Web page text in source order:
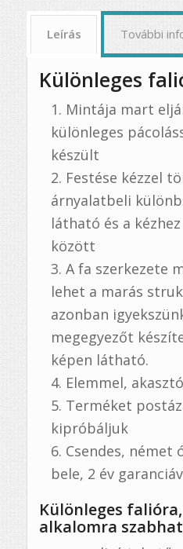
Leírás További
Különleges
Mintája mart
különleges
készült
Festése kézzel
árnyalatbeli
látható és a
között
A fa szerkezete
lehet a marás
azonban
megegyezőt
képen látható.
Elemmel,
Terméket
kipróbáljuk
Csendes, német
bele, 2 év
Különleges
alkalomra